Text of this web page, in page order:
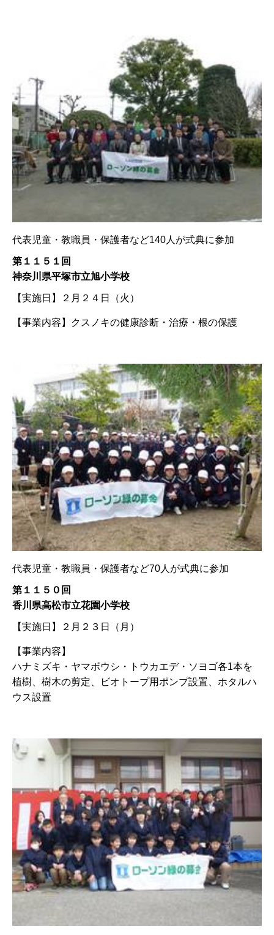
代表児童・教職員・保護者など140人が式典に参加
第１１５１回
神奈川県平塚市立旭小学校
【実施日】 ２月２４日（火）
【事業内容】 クスノキの健康診断・治療・根の保護
代表児童・教職員・保護者など70人が式典に参加
第１１５０回
香川県高松市立花園小学校
【実施日】 ２月２３日（月）
【事業内容】
ハナミズキ・ヤマボウシ・トウカエデ・ソヨゴ各1本を
植樹、樹木の剪定、ビオトープ用ポンプ設置、ホタルハ
ウス設置